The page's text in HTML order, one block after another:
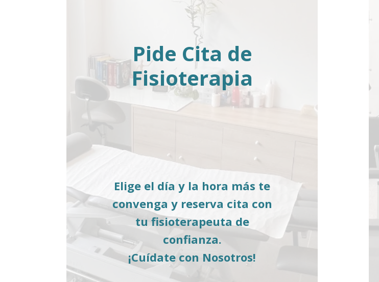
Pide Cita de
Fisioterapia
Elige el día y la hora más te
convenga y reserva cita con
tu fisioterapeuta de
confianza.
¡Cuídate con Nosotros!